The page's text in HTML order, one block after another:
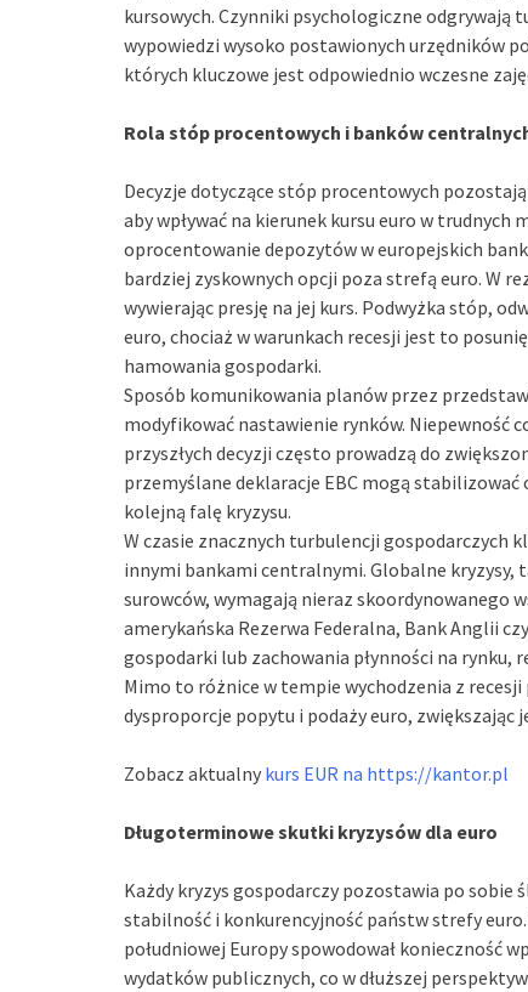
kursowych. Czynniki psychologiczne
wypowiedzi wysoko postawionych urzędników
których kluczowe jest odpowiednio wczesne
Rola stóp procentowych i banków
Decyzje dotyczące stóp procentowych
aby wpływać na kierunek kursu euro w
oprocentowanie depozytów w europejskich
bardziej zyskownych opcji poza strefą euro. W
wywierając presję na jej kurs. Podwyżka stóp,
euro, chociaż w warunkach recesji jest to
hamowania gospodarki.
Sposób komunikowania planów przez
modyfikować nastawienie rynków. Niepewność
przyszłych decyzji często prowadzą do
przemyślane deklaracje EBC mogą stabilizować
kolejną falę kryzysu.
W czasie znacznych turbulencji gospodarczych
innymi bankami centralnymi. Globalne kryzysy,
surowców, wymagają nieraz skoordynowanego
amerykańska Rezerwa Federalna, Bank Anglii
gospodarki lub zachowania płynności na rynku,
Mimo to różnice w tempie wychodzenia z
dysproporcje popytu i podaży euro, zwiększając
Zobacz aktualny kurs EUR na https://kantor.pl
Długoterminowe skutki kryzysów dla euro
Każdy kryzys gospodarczy pozostawia po
stabilność i konkurencyjność państw strefy
południowej Europy spowodował konieczność
wydatków publicznych, co w dłuższej